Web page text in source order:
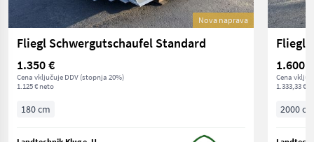
Nova naprava
Fliegl Schwergutschaufel Standard
1.350 €
Cena vključuje DDV (stopnja 20%)
1.125 € neto
180 cm
Fliegl
1.600 €
Cena
1.333,33 €
2000 cm